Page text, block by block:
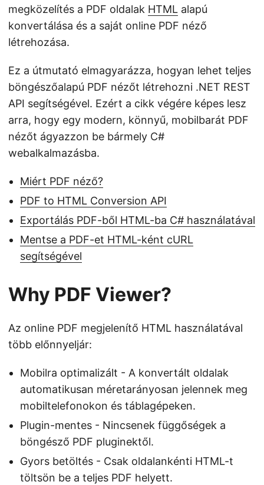
megközelítés a PDF oldalak HTML alapú
konvertálása és a saját online PDF néző
létrehozása.
Ez a útmutató elmagyarázza, hogyan lehet teljes
böngészőalapú PDF nézőt létrehozni .NET REST
API segítségével. Ezért a cikk végére képes lesz
arra, hogy egy modern, könnyű, mobilbarát PDF
nézőt ágyazzon be bármely C#
webalkalmazásba.
Miért PDF néző?
PDF to HTML Conversion API
Exportálás PDF-ből HTML-ba C# használatával
Mentse a PDF-et HTML-ként cURL
segítségével
Why PDF Viewer?
Az online PDF megjelenítő HTML használatával
több előnnyeljár:
Mobilra optimalizált - A konvertált oldalak
automatikusan méretarányosan jelennek meg
mobiltelefonokon és táblagépeken.
Plugin-mentes - Nincsenek függőségek a
böngésző PDF pluginektől.
Gyors betöltés - Csak oldalankénti HTML-t
töltsön be a teljes PDF helyett.